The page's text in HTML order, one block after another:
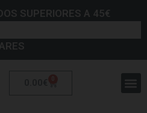
SUPERIORES A 45€